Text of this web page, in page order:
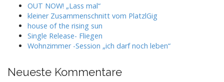
OUT NOW! „Lass mal“
kleiner Zusammenschnitt vom PlatzlGig
house of the rising sun
Single Release- Fliegen
Wohnzimmer -Session „ich darf noch leben“
Neueste Kommentare